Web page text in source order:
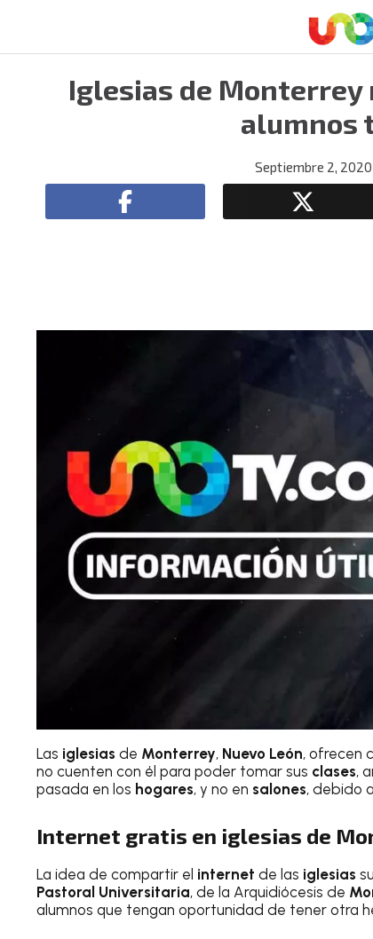
Iglesias de
alumnos
Septiembre 2, 2020
Las iglesias de Monterrey, Nuevo León, ofrecen
no cuenten con él para poder tomar sus clases,
pasada en los hogares, y no en salones, debido
Internet gratis en iglesias de
La idea de compartir el internet de las iglesias
Pastoral Universitaria, de la Arquidiócesis de
alumnos que tengan oportunidad de tener otra